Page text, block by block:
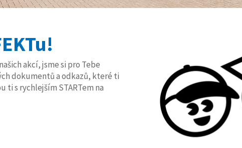
akcí, jsme si pro Tebe
dokumentů a odkazů, které ti
ti s rychlejším STARTem na